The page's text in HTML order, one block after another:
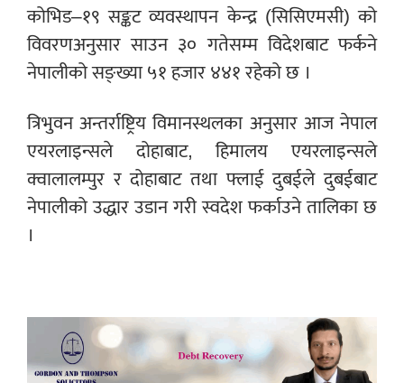
कोभिड–१९ सङ्कट व्यवस्थापन केन्द्र (सिसिएमसी) को
विवरणअनुसार साउन ३० गतेसम्म विदेशबाट फर्कने
नेपालीको सङ्ख्या ५१ हजार ४४१ रहेको छ ।
त्रिभुवन अन्तर्राष्ट्रिय विमानस्थलका अनुसार आज नेपाल
एयरलाइन्सले दोहाबाट, हिमालय एयरलाइन्सले
क्वालालम्पुर र दोहाबाट तथा फ्लाई दुबईले दुबईबाट
नेपालीको उद्धार उडान गरी स्वदेश फर्काउने तालिका छ
।